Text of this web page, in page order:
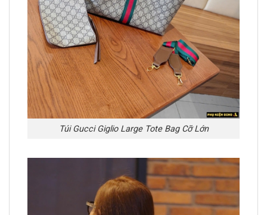
Túi Gucci Giglio Large Tote Bag Cỡ Lớn